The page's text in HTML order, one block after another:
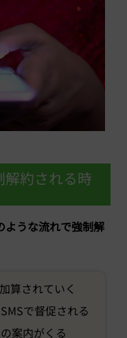
約される時
ような流れで強制解
算されていく
で督促される
案内がくる